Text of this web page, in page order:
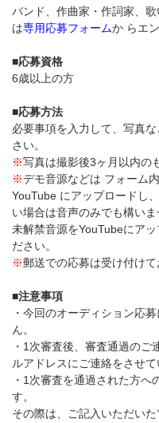
バンド、作曲家・作詞家、
は専用応募フォームか らエ
■応募資格
6歳以上の方
■応募方法
必要事項を入力して、写真
さい。
※写真は撮影後3ヶ月以内の
※デモ音源などは フォーム
YouTube にアップロードし
い場合は音声のみでも構いま
未解禁音源をYouTubeにア
ださい。
※郵送での応募は受け付けて
■注意事項
・今回のオーディション応
ん。
・1次審査後、審査通過の
ルアドレスにご連絡をさせて
・1次審査を通過された方へ
す。
その際は、ご記入いただい